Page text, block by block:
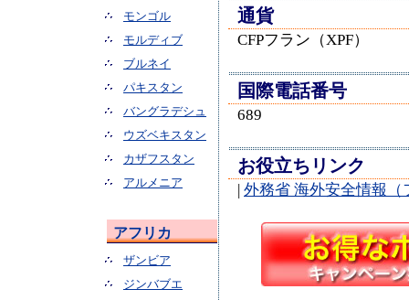
通貨
CFPフラン（XPF）
国際電話番号
689
お役立ちリンク
| 外務省 海外安全情報（
モンゴル
モルディブ
ブルネイ
パキスタン
バングラデシュ
ウズベキスタン
カザフスタン
アルメニア
アフリカ
ザンビア
ジンバブエ